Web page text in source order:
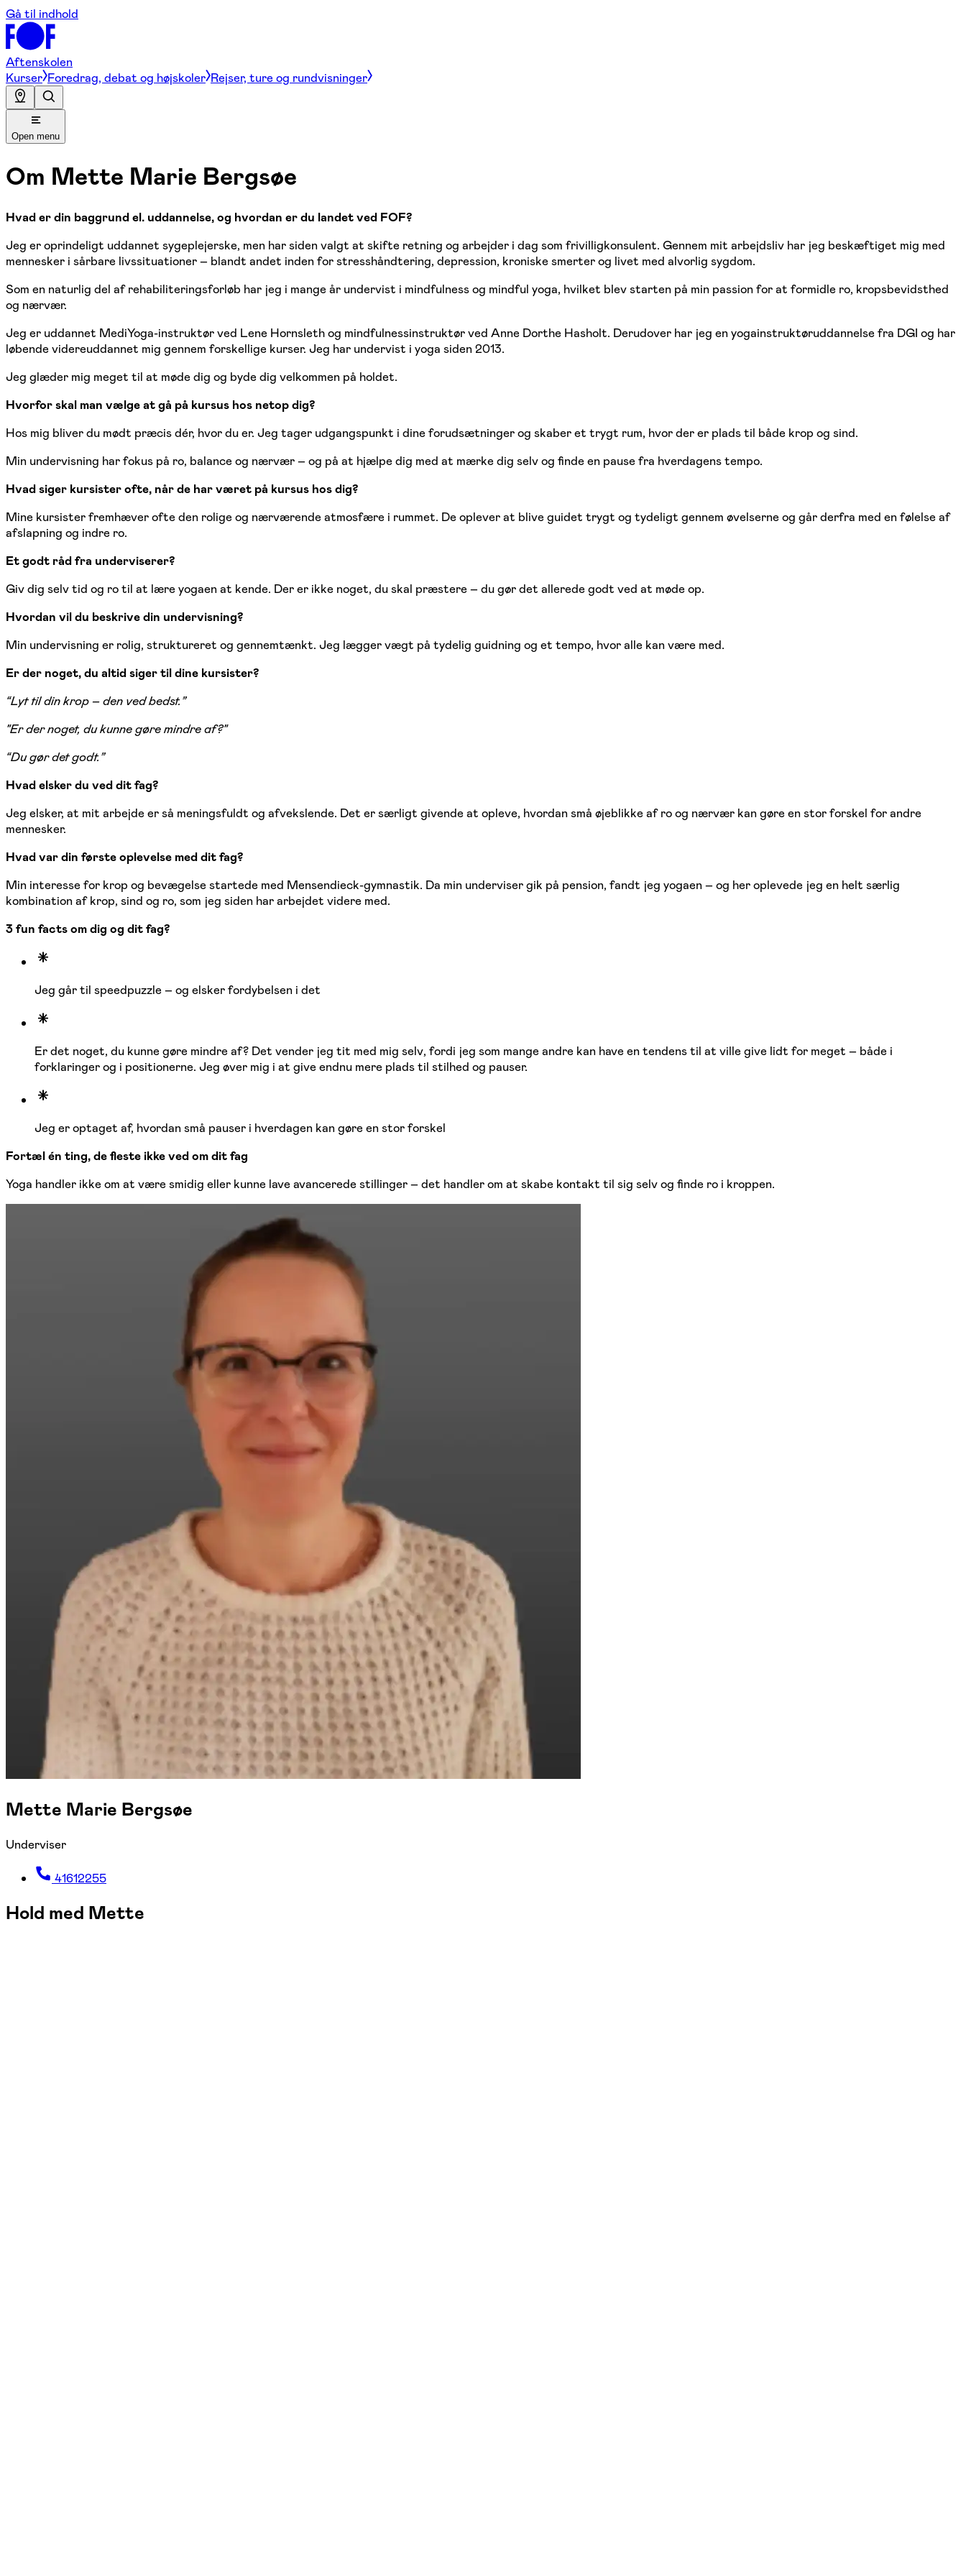
Gå til indhold
Aftenskolen
Kurser Foredrag, debat og højskoler Rejser, ture og rundvisninger
Open menu
Om Mette Marie Bergsøe
Hvad er din baggrund el. uddannelse, og hvordan er du landet ved FOF?
Jeg er oprindeligt uddannet sygeplejerske, men har siden valgt at skifte retning og arbejder i dag som frivilligkonsulent. Gennem mit arbejdsliv har jeg beskæftiget mig med
mennesker i sårbare livssituationer – blandt andet inden for stresshåndtering, depression, kroniske smerter og livet med alvorlig sygdom.
Som en naturlig del af rehabiliteringsforløb har jeg i mange år undervist i mindfulness og mindful yoga, hvilket blev starten på min passion for at formidle ro, kropsbevidsthed
og nærvær.
Jeg er uddannet MediYoga-instruktør ved Lene Hornsleth og mindfulnessinstruktør ved Anne Dorthe Hasholt. Derudover har jeg en yogainstruktøruddannelse fra DGI og har
løbende videreuddannet mig gennem forskellige kurser. Jeg har undervist i yoga siden 2013.
Jeg glæder mig meget til at møde dig og byde dig velkommen på holdet.
Hvorfor skal man vælge at gå på kursus hos netop dig?
Hos mig bliver du mødt præcis dér, hvor du er. Jeg tager udgangspunkt i dine forudsætninger og skaber et trygt rum, hvor der er plads til både krop og sind.
Min undervisning har fokus på ro, balance og nærvær – og på at hjælpe dig med at mærke dig selv og finde en pause fra hverdagens tempo.
Hvad siger kursister ofte, når de har været på kursus hos dig?
Mine kursister fremhæver ofte den rolige og nærværende atmosfære i rummet. De oplever at blive guidet trygt og tydeligt gennem øvelserne og går derfra med en følelse af
afslapning og indre ro.
Et godt råd fra underviserer?
Giv dig selv tid og ro til at lære yogaen at kende. Der er ikke noget, du skal præstere – du gør det allerede godt ved at møde op.
Hvordan vil du beskrive din undervisning?
Min undervisning er rolig, struktureret og gennemtænkt. Jeg lægger vægt på tydelig guidning og et tempo, hvor alle kan være med.
Er der noget, du altid siger til dine kursister?
“Lyt til din krop – den ved bedst.”
"Er der noget, du kunne gøre mindre af?"
“Du gør det godt.”
Hvad elsker du ved dit fag?
Jeg elsker, at mit arbejde er så meningsfuldt og afvekslende. Det er særligt givende at opleve, hvordan små øjeblikke af ro og nærvær kan gøre en stor forskel for andre
mennesker.
Hvad var din første oplevelse med dit fag?
Min interesse for krop og bevægelse startede med Mensendieck-gymnastik. Da min underviser gik på pension, fandt jeg yogaen – og her oplevede jeg en helt særlig
kombination af krop, sind og ro, som jeg siden har arbejdet videre med.
3 fun facts om dig og dit fag?
Jeg går til speedpuzzle – og elsker fordybelsen i det
Er det noget, du kunne gøre mindre af? Det vender jeg tit med mig selv, fordi jeg som mange andre kan have en tendens til at ville give lidt for meget – både i
forklaringer og i positionerne. Jeg øver mig i at give endnu mere plads til stilhed og pauser.
Jeg er optaget af, hvordan små pauser i hverdagen kan gøre en stor forskel
Fortæl én ting, de fleste ikke ved om dit fag
Yoga handler ikke om at være smidig eller kunne lave avancerede stillinger – det handler om at skabe kontakt til sig selv og finde ro i kroppen.
Mette Marie Bergsøe
Underviser
41612255
Hold med Mette